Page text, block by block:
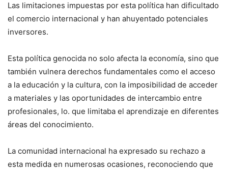
Las limitaciones impuestas por esta política han dificultado
el comercio internacional y han ahuyentado potenciales
inversores.
Esta política genocida no solo afecta la economía, sino que
también vulnera derechos fundamentales como el acceso
a la educación y la cultura, con la imposibilidad de acceder
a materiales y las oportunidades de intercambio entre
profesionales, lo. que limitaba el aprendizaje en diferentes
áreas del conocimiento.
La comunidad internacional ha expresado su rechazo a
esta medida en numerosas ocasiones, reconociendo que